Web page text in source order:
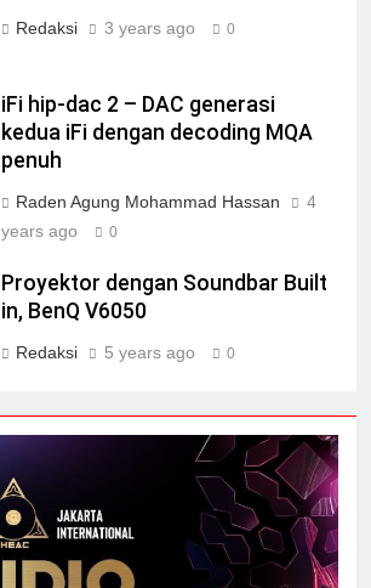
Redaksi 3 years ago 0
iFi hip-dac 2 – DAC generasi
kedua iFi dengan decoding MQA
penuh
Raden Agung Mohammad Hassan
4
years ago
0
Proyektor dengan Soundbar Built
in, BenQ V6050
Redaksi 5 years ago 0